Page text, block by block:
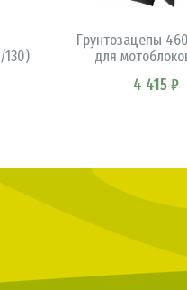
Грунтозацепы
для
4 415 ₽